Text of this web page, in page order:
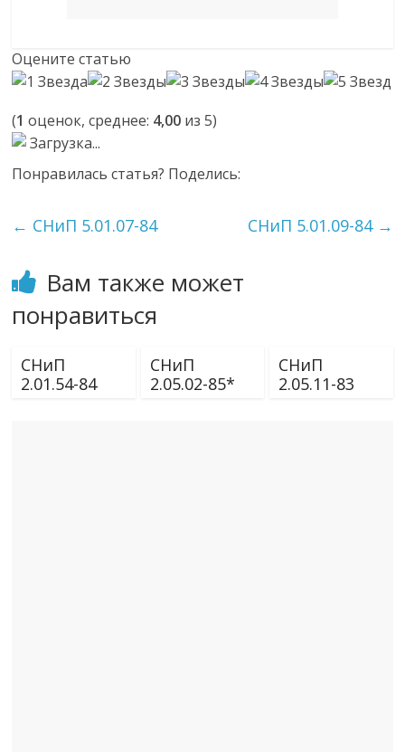
Оцените статью
(1 оценок, среднее: 4,00 из 5)
Загрузка...
Понравилась статья? Поделись:
← СНиП 5.01.07-84 СНиП 5.01.09-84 →
Вам также может
понравиться
СНиП
2.01.54-84
СНиП
2.05.02-85*
СНиП
2.05.11-83